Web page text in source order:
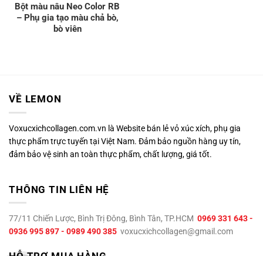
Bột màu nâu Neo Color RB
– Phụ gia tạo màu chả bò,
bò viên
VỀ LEMON
Voxucxichcollagen.com.vn là Website bán lẻ vỏ xúc xích, phụ gia
thực phẩm trực tuyến tại Việt Nam. Đảm bảo nguồn hàng uy tín,
đảm bảo vệ sinh an toàn thực phẩm, chất lượng, giá tốt.
THÔNG TIN LIÊN HỆ
77/11 Chiến Lược, Bình Trị Đông, Bình Tân, TP.HCM 0969 331 643 -
0936 995 897 - 0989 490 385 voxucxichcollagen@gmail.com